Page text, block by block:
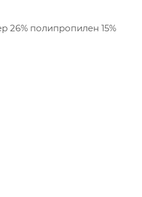
26% полипропилен 15%